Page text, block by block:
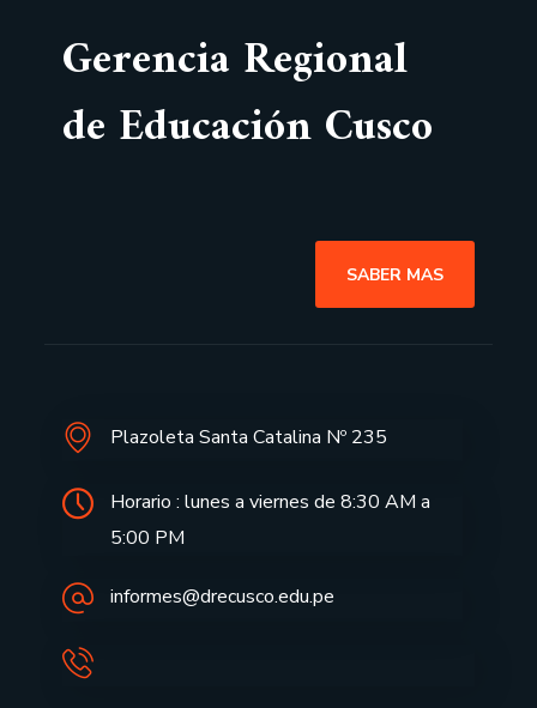
Gerencia Regional
de Educación Cusco
SABER MAS
Plazoleta Santa Catalina Nº 235
Horario : lunes a viernes de 8:30 AM a
5:00 PM
informes@drecusco.edu.pe